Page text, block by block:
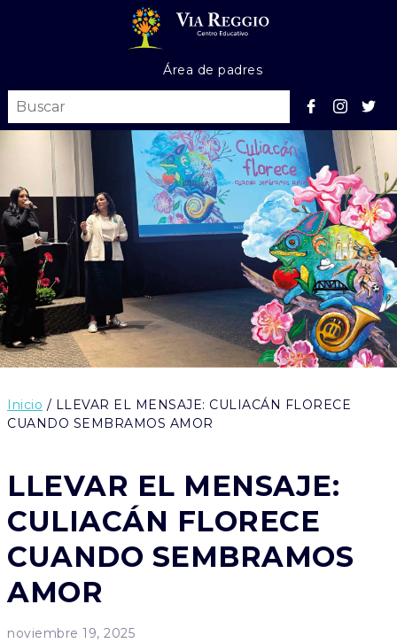
Área de padres
Inicio / LLEVAR EL MENSAJE: CULIACÁN FLORECE
CUANDO SEMBRAMOS AMOR
LLEVAR EL MENSAJE:
CULIACÁN FLORECE
CUANDO SEMBRAMOS
AMOR
noviembre 19, 2025